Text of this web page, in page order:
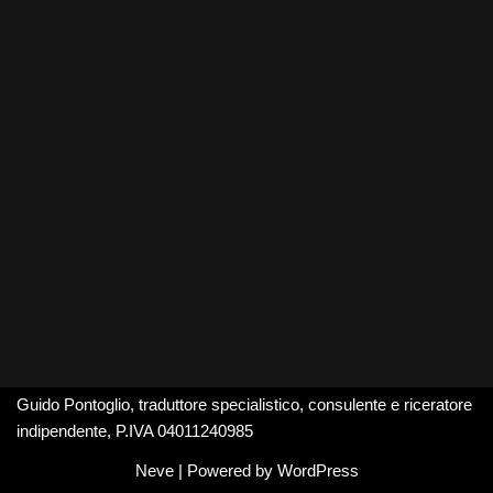
Guido Pontoglio, traduttore specialistico, consulente e riceratore
indipendente, P.IVA 04011240985
Neve| Powered by WordPress